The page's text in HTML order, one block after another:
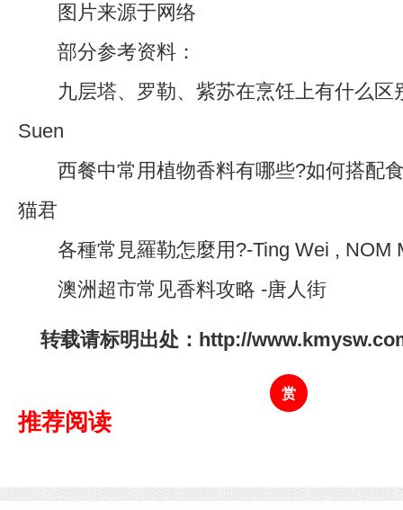
图片来源于网络
部分参考资料：
九层塔、罗勒、紫苏在烹饪上有什么区
Suen
西餐中常用植物香料有哪些?如何搭配
猫君
各種常見羅勒怎麼用?-Ting Wei , NOM
澳洲超市常见香料攻略 -唐人街
转载请标明出处：http://
赏
推荐阅读